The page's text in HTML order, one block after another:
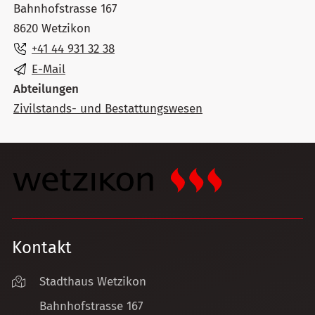
Bahnhofstrasse 167
8620 Wetzikon
+41 44 931 32 38
E-Mail
Abteilungen
Zivilstands- und Bestattungswesen
Kontakt
Stadthaus Wetzikon
Bahnhofstrasse 167